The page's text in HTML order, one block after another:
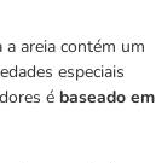
areia contém um
especiais
é baseado em